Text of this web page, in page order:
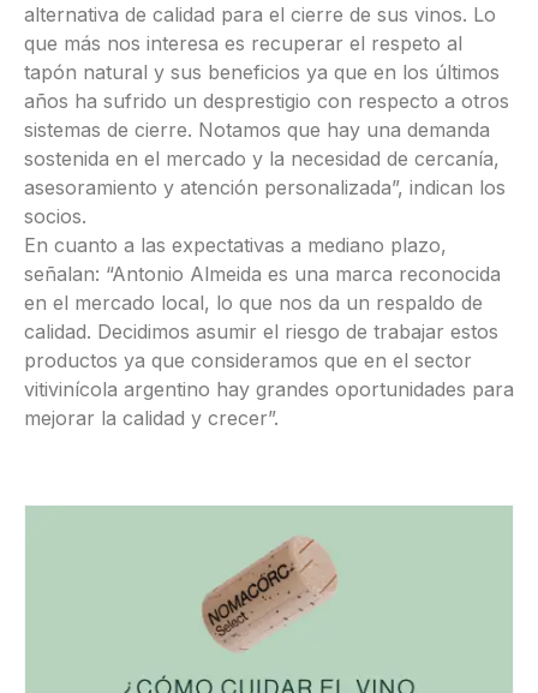
alternativa de calidad para el cierre de sus vinos. Lo
que más nos interesa es recuperar el respeto al
tapón natural y sus beneficios ya que en los últimos
años ha sufrido un desprestigio con respecto a otros
sistemas de cierre. Notamos que hay una demanda
sostenida en el mercado y la necesidad de cercanía,
asesoramiento y atención personalizada”, indican los
socios.
En cuanto a las expectativas a mediano plazo,
señalan: “Antonio Almeida es una marca reconocida
en el mercado local, lo que nos da un respaldo de
calidad. Decidimos asumir el riesgo de trabajar estos
productos ya que consideramos que en el sector
vitivinícola argentino hay grandes oportunidades para
mejorar la calidad y crecer”.